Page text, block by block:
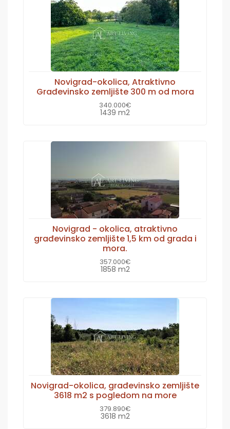
Novigrad-okolica, Atraktivno
Građevinsko zemljište 300 m od mora
340.000€
1439 m2
Novigrad - okolica, atraktivno
građevinsko zemljište 1,5 km od grada i
mora.
357.000€
1858 m2
Novigrad-okolica, građevinsko zemljište
3618 m2 s pogledom na more
379.890€
3618 m2